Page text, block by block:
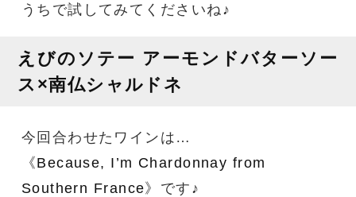
うちで試してみてくださいね♪
えびのソテー アーモンドバターソー
ス×南仏シャルドネ
今回合わせたワインは…
《Because, I’m Chardonnay from
Southern France》です♪